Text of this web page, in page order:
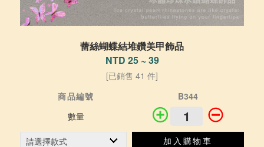
蕾絲蝴蝶結堆鑽美甲飾品
NTD 25 ~ 39
[已銷售 41 件]
商品編號
B344
數量
加入購物車